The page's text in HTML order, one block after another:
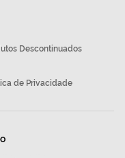
Descontinuados
de Privacidade